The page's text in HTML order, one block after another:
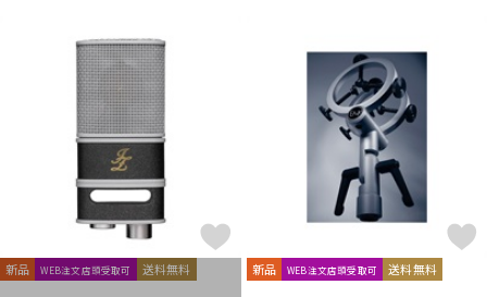
配信/ライブ機器
中古 ヴィンテージ
DEXIBELL
Digitech
DRAWMER
DYNAUDIO PRO
Ear Trumpet Labs
EARTHWORKS
Ehrlund Microphone
Electro Voice
Empirical Labs ENHANCED AUDIO Entreq
Eventide
Fischer Amps
FMR AUDIO
FOCAL
Free The Tone
G_2Systems GATOR
GATOR Frameworks
新品 WEB注文店頭受取可 送料無料 新品 WEB注文店頭受取可 送料無料